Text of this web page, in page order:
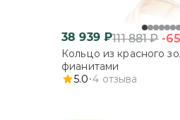
38 939₽111 881₽ -
Кольцо из красного
фианитами
5.0 4 отзыва